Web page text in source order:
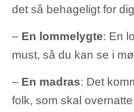
det så behageligt for
– En lommelygte: En
must, så du kan se i
– En madras: Det
folk, som skal